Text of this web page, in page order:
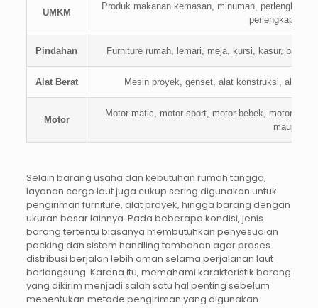
UMKM
Produk makanan kemasan, minuman,
perlengkapan
Pindahan Furniture rumah, lemari, meja, kursi, kasur,
Alat Berat Mesin proyek, genset, alat konstruksi, alat
Motor
Motor matic, motor sport, motor bebek, motor
maupun
Selain barang usaha dan kebutuhan rumah tangga,
layanan cargo laut juga cukup sering digunakan untuk
pengiriman furniture, alat proyek, hingga barang dengan
ukuran besar lainnya. Pada beberapa kondisi, jenis
barang tertentu biasanya membutuhkan penyesuaian
packing dan sistem handling tambahan agar proses
distribusi berjalan lebih aman selama perjalanan laut
berlangsung. Karena itu, memahami karakteristik barang
yang dikirim menjadi salah satu hal penting sebelum
menentukan metode pengiriman yang digunakan.